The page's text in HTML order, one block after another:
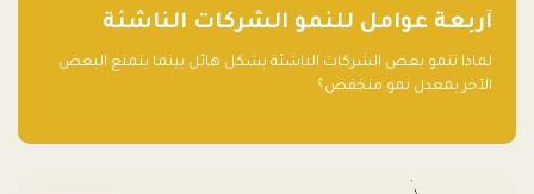
آربعة عوامل للنمو الشركات الناشئة
لماذا تنمو بعض الشركات الناشئة بشكل هائل بينما يتمتع البعض
الآخر بمعدل نمو منخفض؟